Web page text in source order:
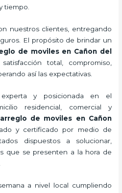
tiempo.
nuestros clientes, entregando
El propósito de brindar un
de moviles en Cañon del
total, compromiso,
así las expectativas.
y posicionada en el
residencial, comercial y
arreglo de moviles en Cañon
y certificado por medio de
dispuestos a solucionar,
que se presenten a la hora de
a nivel local cumpliendo